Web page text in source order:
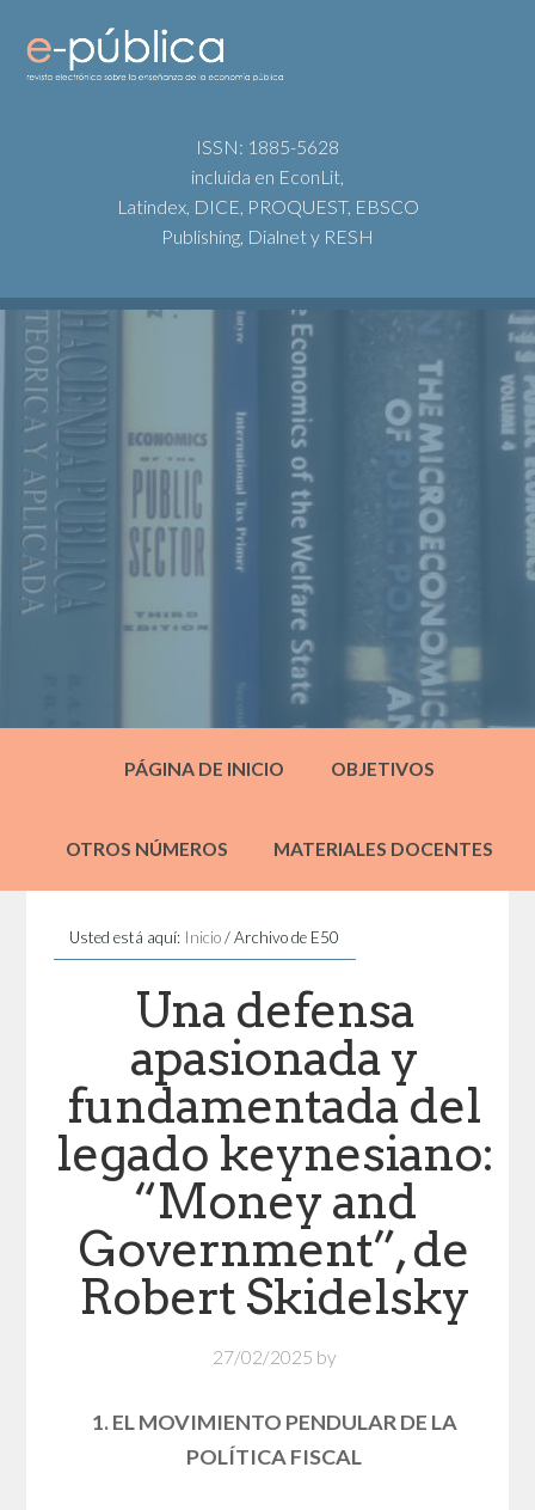
ISSN: 1885-5628
incluida en EconLit,
Latindex, DICE, PROQUEST, EBSCO
Publishing, Dialnet y RESH
PÁGINA DE INICIO OBJETIVOS
OTROS NÚMEROS MATERIALES DOCENTES
Usted está aquí: Inicio /Archivo de E50
Una defensa
apasionada y
fundamentada del
legado keynesiano:
“Money and
Government”, de
Robert Skidelsky
27/02/2025 by
1. EL MOVIMIENTO PENDULAR DE LA
POLÍTICA FISCAL